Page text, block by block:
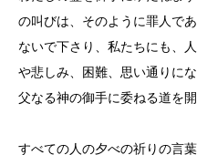
の叫びは、そのように罪人で
ないで下さり、私たちにも、
や悲しみ、困難、思い通りに
父なる神の御手に委ねる道を
すべての人の夕べの祈りの言葉